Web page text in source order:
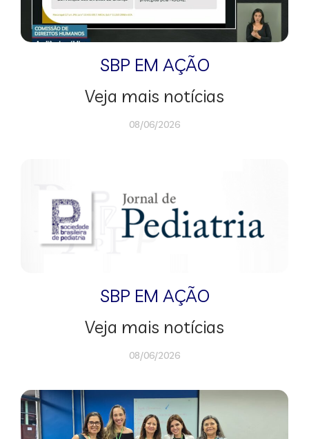
SBP EM AÇÃO
Veja mais notícias
08/06/2026
SBP EM AÇÃO
Veja mais notícias
08/06/2026